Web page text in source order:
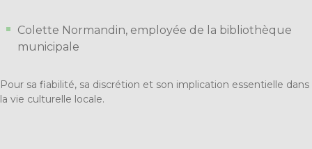
Colette Normandin, employée de la bibliothèque
municipale
Pour sa fiabilité, sa discrétion et son implication essentielle dans
la vie culturelle locale.